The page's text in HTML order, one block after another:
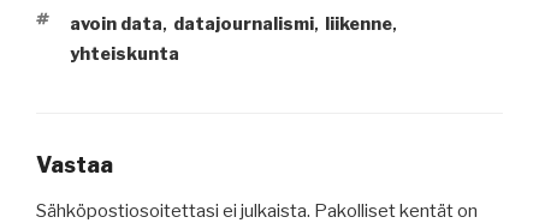
AVAINSANAT
avoin data, datajournalismi, liikenne,
yhteiskunta
Vastaa
Sähköpostiosoitettasi ei julkaista. Pakolliset kentät on